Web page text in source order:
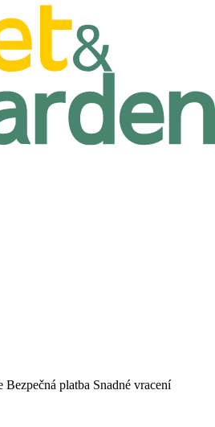
Bezpečná platba Snadné vracení